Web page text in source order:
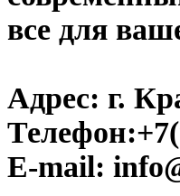
все для
Адрес: г.
Телефон:
E-mail: